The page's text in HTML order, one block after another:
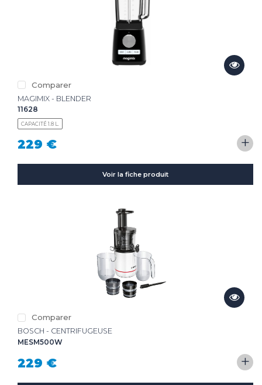
Comparer
MAGIMIX - BLENDER
11628
CAPACITÉ 1.8 L.
229 € +
Voir la fiche produit
Comparer
BOSCH - CENTRIFUGEUSE
MESM500W
229 € +